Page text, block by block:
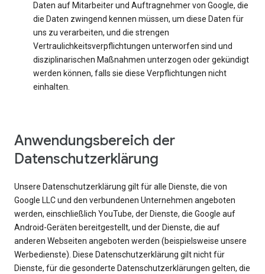
Daten auf Mitarbeiter und Auftragnehmer von Google, die
die Daten zwingend kennen müssen, um diese Daten für
uns zu verarbeiten, und die strengen
Vertraulichkeitsverpflichtungen unterworfen sind und
disziplinarischen Maßnahmen unterzogen oder gekündigt
werden können, falls sie diese Verpflichtungen nicht
einhalten.
Anwendungsbereich der
Datenschutzerklärung
Unsere Datenschutzerklärung gilt für alle Dienste, die von
Google LLC und den verbundenen Unternehmen angeboten
werden, einschließlich YouTube, der Dienste, die Google auf
Android-Geräten bereitgestellt, und der Dienste, die auf
anderen Webseiten angeboten werden (beispielsweise unsere
Werbedienste). Diese Datenschutzerklärung gilt nicht für
Dienste, für die gesonderte Datenschutzerklärungen gelten, die